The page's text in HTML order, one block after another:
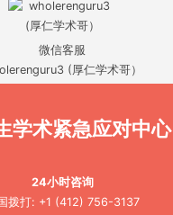
微信客服
(厚仁学术哥）
学术紧急应对中心
24小时咨询
拨打: +1 (412) 756-3137